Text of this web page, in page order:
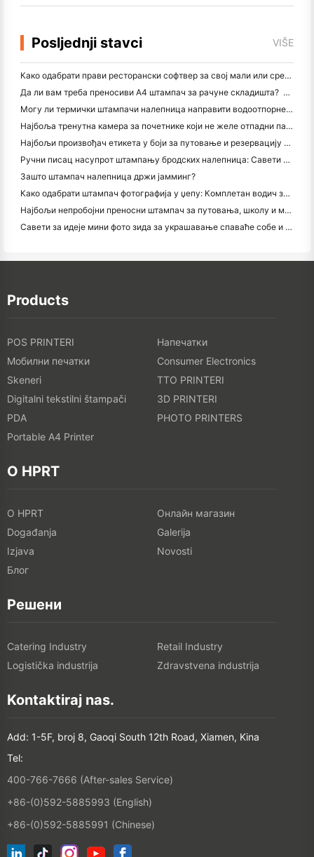
Posljednji stavci VIŠE
Како одабрати прави ресторански софтвер за свој мали или средњи ресторан
Да ли вам треба преносиви А4 штампач за рачуне складишта? Шта заправо ради
Могу ли термички штампачи налепница направити водоотпорне налепнице за мале пословне производе?
Најбоља тренутна камера за почетнике који не желе отпадни папир
Најбољи произвођач етикета у боји за путовање и резервацију текста: Додајте више боја свакој страници
Ручни писац насупрот штампању бродских налепница: Савети за мала предузећа у 2026. години
Зашто штампач налепница држи јамминг?
Како одабрати штампач фотографија у џепу: Комплетан водич за кориснике путовања, путовања и иПхонеа
Најбољи непробојни преносни штампач за путовања, школу и мобилне радове: Ханин МТ620 Про Ревиев
Савети за идеје мини фото зида за украшавање спаваће собе и спаваће собе
Products
POS PRINTERI
Напечатки
Мобилни печатки
Consumer Electronics
Skeneri
TTO PRINTERI
Digitalni tekstilni štampači
3D PRINTERI
PDA
PHOTO PRINTERS
Portable A4 Printer
O HPRT
O HPRT
Онлайн магазин
Događanja
Galerija
Izjava
Novosti
Блог
Решени
Catering Industry
Retail Industry
Logistička industrija
Zdravstvena industrija
Kontaktiraj nas.
Add: 1-5F, broj 8, Gaoqi South 12th Road, Xiamen, Kina
Tel:
400-766-7666 (After-sales Service)
+86-(0)592-5885993 (English)
+86-(0)592-5885991 (Chinese)